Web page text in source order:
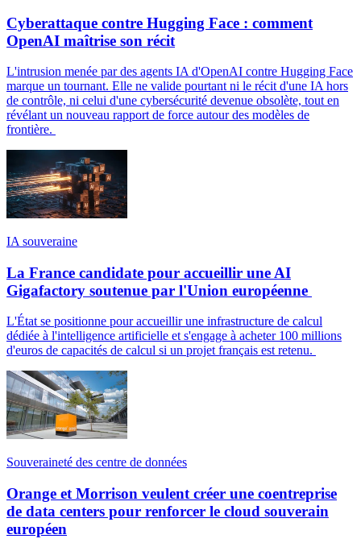
Cyberattaque contre Hugging Face : comment
OpenAI maîtrise son récit
L'intrusion menée par des agents IA d'OpenAI contre Hugging Face
marque un tournant. Elle ne valide pourtant ni le récit d'une IA hors
de contrôle, ni celui d'une cybersécurité devenue obsolète, tout en
révélant un nouveau rapport de force autour des modèles de
frontière.
IA souveraine
La France candidate pour accueillir une AI
Gigafactory soutenue par l'Union européenne
L'État se positionne pour accueillir une infrastructure de calcul
dédiée à l'intelligence artificielle et s'engage à acheter 100 millions
d'euros de capacités de calcul si un projet français est retenu.
Souveraineté des centre de données
Orange et Morrison veulent créer une coentreprise
de data centers pour renforcer le cloud souverain
européen